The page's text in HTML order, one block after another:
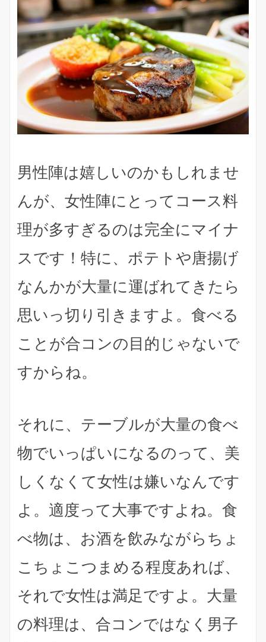
男性陣は嬉しいのかもしれませ
んが、 女性陣にとってコース料
理が多すぎるのは完全にマイナ
スです！特に、ポテトや唐揚げ
なんかが大量に運ばれてきたら
思いっ切り引きますよ。食べる
ことが合コンの目的じゃないで
すからね。
それに、テーブルが大量の食べ
物でいっぱいになるのって、美
しくなくて女性は嫌いなんです
よ。適度って大事ですよね。食
べ物は、お酒を飲みながらちょ
こちょこつまめる程度あれば、
それで女性は満足ですよ。大量
の料理は、合コンではなく男子